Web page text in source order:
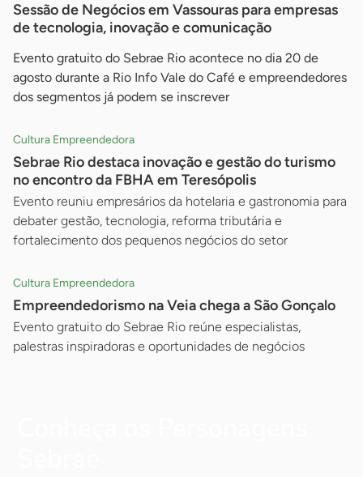
Sessão de Negócios em Vassouras para empresas
de tecnologia, inovação e comunicação
Evento gratuito do Sebrae Rio acontece no dia 20 de
agosto durante a Rio Info Vale do Café e empreendedores
dos segmentos já podem se inscrever
Cultura Empreendedora
Sebrae Rio destaca inovação e gestão do turismo
no encontro da FBHA em Teresópolis
Evento reuniu empresários da hotelaria e gastronomia para
debater gestão, tecnologia, reforma tributária e
fortalecimento dos pequenos negócios do setor
Cultura Empreendedora
Empreendedorismo na Veia chega a São Gonçalo
Evento gratuito do Sebrae Rio reúne especialistas,
palestras inspiradoras e oportunidades de negócios